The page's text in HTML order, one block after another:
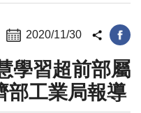
2020/11/30
學習超前部屬
部工業局報導